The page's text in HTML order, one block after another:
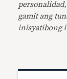
gamit ang
inisyatibong